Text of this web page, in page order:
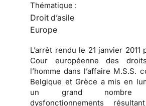
Thématique :
Droit d’asile
Europe
L’arrêt rendu le 21 janvier 2011
Cour européenne des
l’homme dans l’affaire M.S.S.
Belgique et Grèce a mis en
un grand
dysfonctionnements